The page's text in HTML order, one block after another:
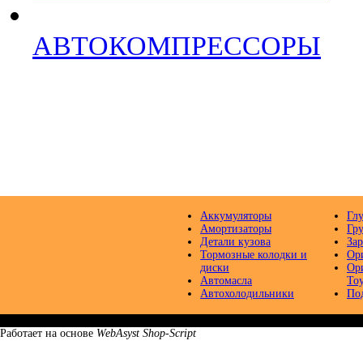
АВТОКОМПРЕССОРЫ
Аккумуляторы
Амортизаторы
Детали кузова
Тормозные колодки и
диски
Автомасла
Автохолодильники
Работает на основе WebAsyst Shop-Script